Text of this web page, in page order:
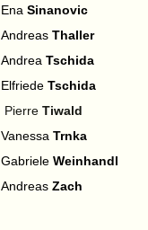
Ena Sinanovic
Andreas Thaller
Andrea Tschida
Elfriede Tschida
Pierre Tiwald
Vanessa Trnka
Gabriele Weinhandl
Andreas Zach